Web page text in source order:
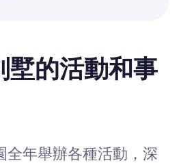
墅的活動和事
全年舉辦各種活動，深